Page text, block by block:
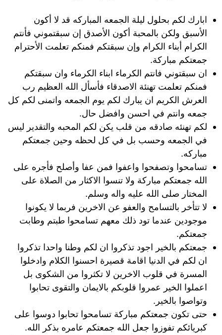
ابارك لكم بحلول ليلة الجمعه المباركه قد لا أكون
الأسبق ولكن بالمحبة أكون الأصدق إن سبقتموني فأنتم
الكرام أبناء الكرام وإن سبقتكم فمنكم تعلمت الأحترام
جمعتكم مباركة.
ان سبقتوني فانتم الكرماء ابناء الكرماء وان سبقتكم
فمنكم تعلمت تهنئة الاصدقاء فأسأل الله العظيم رب
العرش الكريم ان يبارك لكم يوم الجمعه واتمنى لكم كل
جمعه وانتم في احسن وافضل حال.
لكم تهنئه صادقه من قلب يكن لكم المحبه والتقدير ليس
في الجمعه وحسب بل في كل لحظه وحين جمعتكم
مباركه.
تسامحوا وتصفحوا واعفوا فمن عفا وأصلح فأجره على
الله جمعتكم مباركة ولا تنسوا الاكثار من الصلاة على
المختار صلى الله عليه واله وسلم.
لا تتأخر بالتسامح والعفو عن الاخرين فربما لا يكونوا
موجودين عندما تود ذلك معهم تسامحوا طبتم وطابت
جمعتكم.
جمعتكم بالخير اجود تذكروا ان لكم وطنا واحدا تذكروا
ان لكم في الدنيا اقامة قصيرة احسنوا الكلام وادخلوا
المسرة في قلوب الاخرين لا تكثروا من الشكوى بل
اعملوا الخير عمروا قلوبكم بالايمان والتقوى تحابوا
وتواصوا بالخير.
حتى تكون جمعتكم مباركة تسامحوا تحابوا دوسوا على
كبريائكم تفوزوا جعل الله جمعتكم عامره بذكر الله.